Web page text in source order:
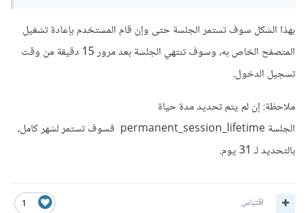
بهذا الشكل سوف تستمر الجلسة حتى وإن قام المستخدم بإعادة تشغيل
المتصفح الخاص به، وسوف تنتهي الجلسة بعد مرور 15 دقيقة من وقت
تسجيل الدخول.
ملاحظة: إن لم يتم تحديد مدة حياة
الجلسة permanent_session_lifetime فسوف تستمر لشهر كامل،
بالتحديد لـ 31 يوم.
1 اقتباس